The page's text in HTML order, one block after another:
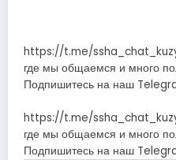
https://t.me/
где мы общаемся и много
Подпишитесь на наш
https://t.me/
где мы общаемся и много
Подпишитесь на наш